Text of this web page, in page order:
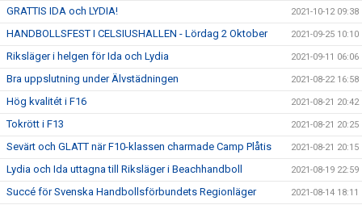
GRATTIS IDA och LYDIA! 2021-10-12 09:38
HANDBOLLSFEST I CELSIUSHALLEN - Lördag 2 Oktober 2021-09-25 10:10
Riksläger i helgen för Ida och Lydia 2021-09-11 06:06
Bra uppslutning under Älvstädningen 2021-08-22 16:58
Hög kvalitét i F16 2021-08-21 20:42
Tokrött i F13 2021-08-21 20:25
Sevärt och GLATT när F10-klassen charmade Camp Plåtis 2021-08-21 20:15
Lydia och Ida uttagna till Riksläger i Beachhandboll 2021-08-19 22:59
Succé för Svenska Handbollsförbundets Regionläger 2021-08-14 18:11